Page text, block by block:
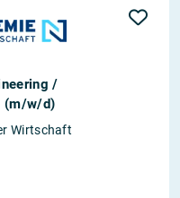
/
(m/w/d)
Wirtschaft